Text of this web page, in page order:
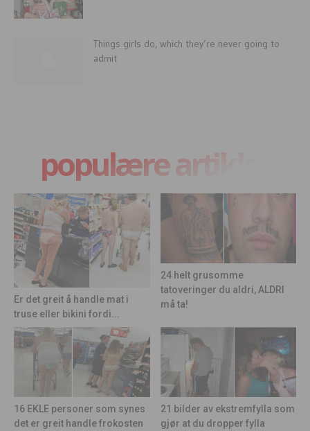
Things girls do, which they’re never going to
admit
populære artikler
Er det greit å handle mat i
truse eller bikini fordi...
24 helt grusomme
tatoveringer du aldri, ALDRI
må ta!
16 EKLE personer som synes
det er greit handle frokosten
21 bilder av ekstremfylla som
gjør at du dropper fylla